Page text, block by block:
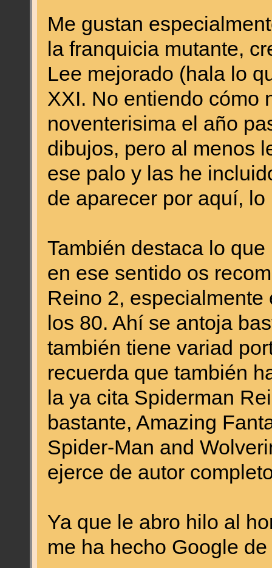
Me gustan
la franquicia mutante,
Lee mejorado (hala lo
XXI. No entiendo cómo
noventerisima el año
dibujos, pero al menos
ese palo y las he
de aparecer por aquí, lo
También destaca lo
en ese sentido os
Reino 2,
los 80. Ahí se antoja
también tiene variad
recuerda que también
la ya cita Spiderman
bastante, Amazing
Spider-Man and
ejerce de autor
Ya que le abro hilo al
me ha hecho Google